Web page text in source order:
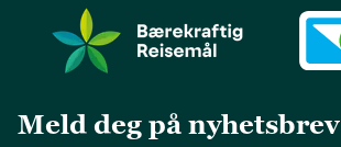
Meld deg på nyhetsbrev